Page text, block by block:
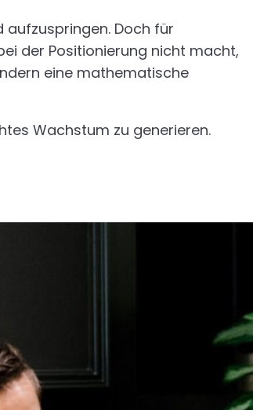
aufzuspringen. Doch für
der Positionierung nicht macht,
eine mathematische
Wachstum zu generieren.